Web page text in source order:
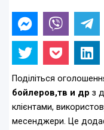
Поділіться
бойлеров,тв и др з
клієнтами,
месенджери. Це